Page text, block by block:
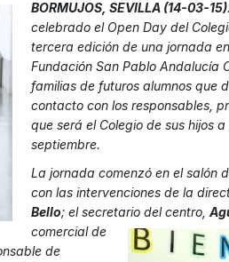
BORMUJOS, SEVILLA (14-03-
celebrado el Open Day del
tercera edición de una jornada
Fundación San Pablo Andalucía
familias de futuros alumnos que
contacto con los responsables,
que será el Colegio de sus hijos
septiembre.
La jornada comenzó en el salón
con las intervenciones de la
Bello; el secretario del centro
comercial de
de